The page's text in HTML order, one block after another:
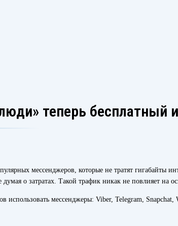
теперь бесплатный
мессенджеров, которые не тратят гигабайты
о затратах. Такой трафик никак не повлияет на
использовать мессенджеры: Viber, Telegram,